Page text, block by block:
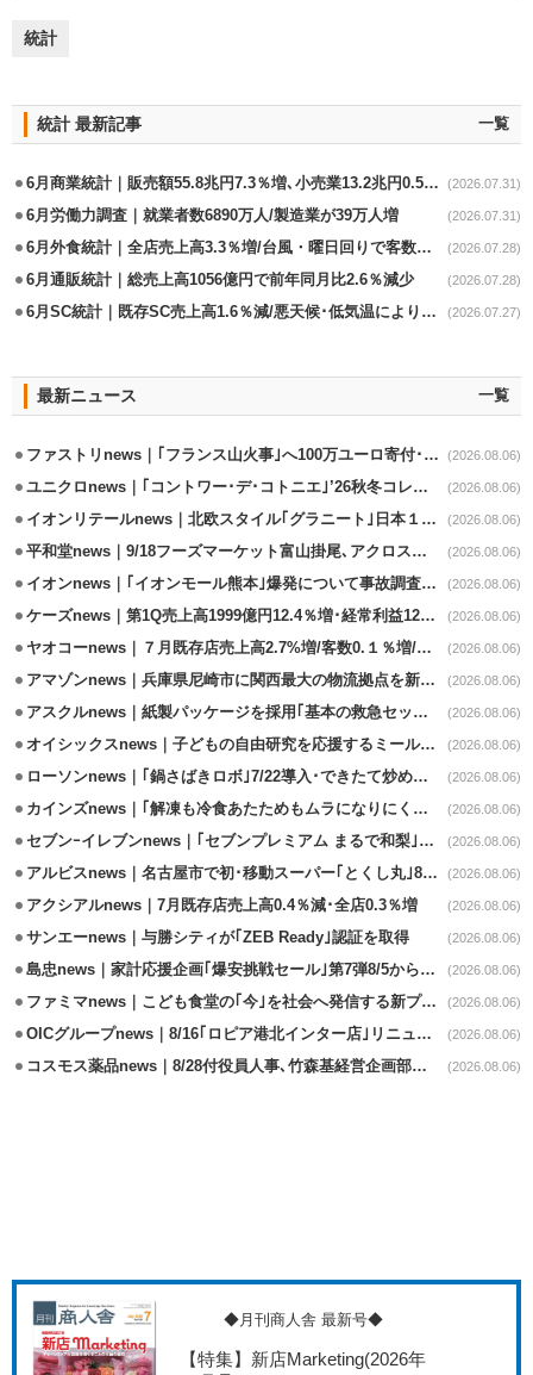
統計
統計 最新記事 一覧
6月商業統計｜販売額55.8兆円7.3％増､小売業13.2兆円0.5％増 (2026.07.31)
6月労働力調査｜就業者数6890万人/製造業が39万人増 (2026.07.31)
6月外食統計｜全店売上高3.3％増/台風・曜日回りで客数失速も単価上昇が下支え (2026.07.28)
6月通販統計｜総売上高1056億円で前年同月比2.6％減少 (2026.07.28)
6月SC統計｜既存SC売上高1.6％減/悪天候･低気温により夏物不振 (2026.07.27)
最新ニュース 一覧
ファストリnews｜｢フランス山火事｣へ100万ユーロ寄付･衣料5万点も提供 (2026.08.06)
ユニクロnews｜｢コントワー･デ･コトニエ｣’26秋冬コレクション8/28発売 (2026.08.06)
イオンリテールnews｜北欧スタイル｢グラニート｣日本１号店を自由が丘に開業 (2026.08.06)
平和堂news｜9/18フーズマーケット富山掛尾､アクロスプラザ内に出店 (2026.08.06)
イオンnews｜｢イオンモール熊本｣爆発について事故調査委員会設置 (2026.08.06)
ケーズnews｜第1Q売上高1999億円12.4％増･経常利益125.0%増 (2026.08.06)
ヤオコーnews｜７月既存店売上高2.7%増/客数0.１％増/客単価2.6％増 (2026.08.06)
アマゾンnews｜兵庫県尼崎市に関西最大の物流拠点を新設・市内2拠点目 (2026.08.06)
アスクルnews｜紙製パッケージを採用｢基本の救急セット｣8/5発売 (2026.08.06)
オイシックスnews｜子どもの自由研究を応援するミールキット8/6発売 (2026.08.06)
ローソンnews｜｢鍋さばきロボ｣7/22導入･できたて炒めメニューを提供 (2026.08.06)
カインズnews｜｢解凍も冷食あたためもムラになりにくいフラットレンジ｣発売 (2026.08.06)
セブンｰイレブンnews｜｢セブンプレミアム まるで和梨｣8/11から順次発売 (2026.08.06)
アルビスnews｜名古屋市で初･移動スーパー｢とくし丸｣8/4運行開始 (2026.08.06)
アクシアルnews｜7月既存店売上高0.4％減･全店0.3％増 (2026.08.06)
サンエーnews｜与勝シティが｢ZEB Ready｣認証を取得 (2026.08.06)
島忠news｜家計応援企画｢爆安挑戦セール｣第7弾8/5から開催 (2026.08.06)
ファミマnews｜こども食堂の｢今｣を社会へ発信する新プロジェクト始動 (2026.08.06)
OICグループnews｜8/16｢ロピア港北インター店｣リニューアル/食品売場拡大 (2026.08.06)
コスモス薬品news｜8/28付役員人事､竹森基経営企画部長が取締役昇格 (2026.08.06)
◆月刊商人舎 最新号◆
【特集】新店Marketing(2026年